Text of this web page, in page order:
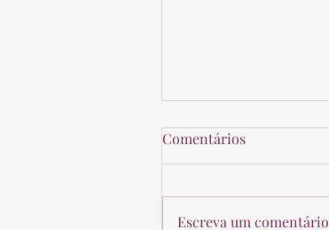
Comentários
Escreva um comentário